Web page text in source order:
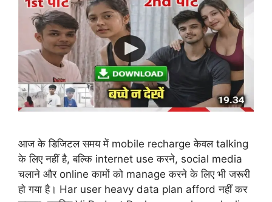
आज के डिजिटल समय में mobile recharge केवल talking
के लिए नहीं है, बल्कि internet use करने, social media
चलाने और online कामों को manage करने के लिए भी जरूरी
हो गया है। Har user heavy data plan afford नहीं कर